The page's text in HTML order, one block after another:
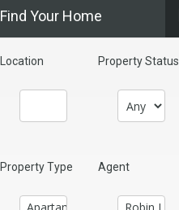
Find Your Home
Location Property Status
Property Type Agent